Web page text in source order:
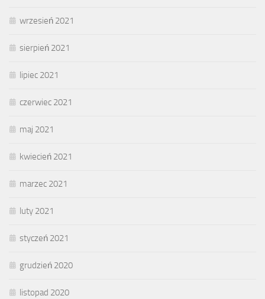
wrzesień 2021
sierpień 2021
lipiec 2021
czerwiec 2021
maj 2021
kwiecień 2021
marzec 2021
luty 2021
styczeń 2021
grudzień 2020
listopad 2020